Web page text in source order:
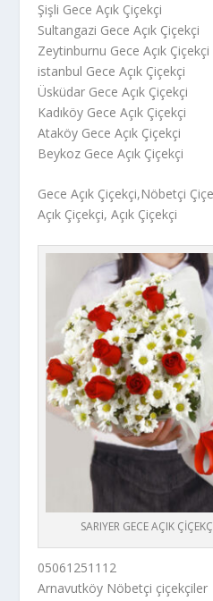
Şişli Gece Açık Çiçekçi
Sultangazi Gece Açık Çiçekçi
Zeytinburnu Gece Açık Çiçekçi
istanbul Gece Açık Çiçekçi
Üsküdar Gece Açık Çiçekçi
Kadıköy Gece Açık Çiçekçi
Ataköy Gece Açık Çiçekçi
Beykoz Gece Açık Çiçekçi
Gece Açık Çiçekçi,Nöbetçi
Açık Çiçekçi, Açık Çiçekçi
SARIYER GECE AÇIK
05061251112
Arnavutköy Nöbetçi çiçekçiler